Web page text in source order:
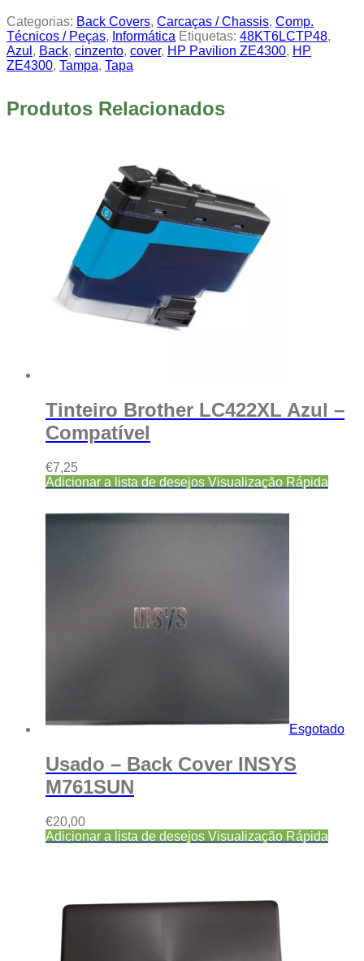
Categorias: Back Covers, Carcaças / Chassis, Comp.
Técnicos / Peças, Informática Etiquetas: 48KT6LCTP48,
Azul , Back, cinzento, cover, HP Pavilion ZE4300, HP
ZE4300, Tampa, Tapa
Produtos Relacionados
Tinteiro Brother LC422XL Azul –
Compatível
€7,25
Adicionar a lista de desejos Visualização Rápida
Esgotado
Usado – Back Cover INSYS
M761SUN
€20,00
Adicionar a lista de desejos Visualização Rápida